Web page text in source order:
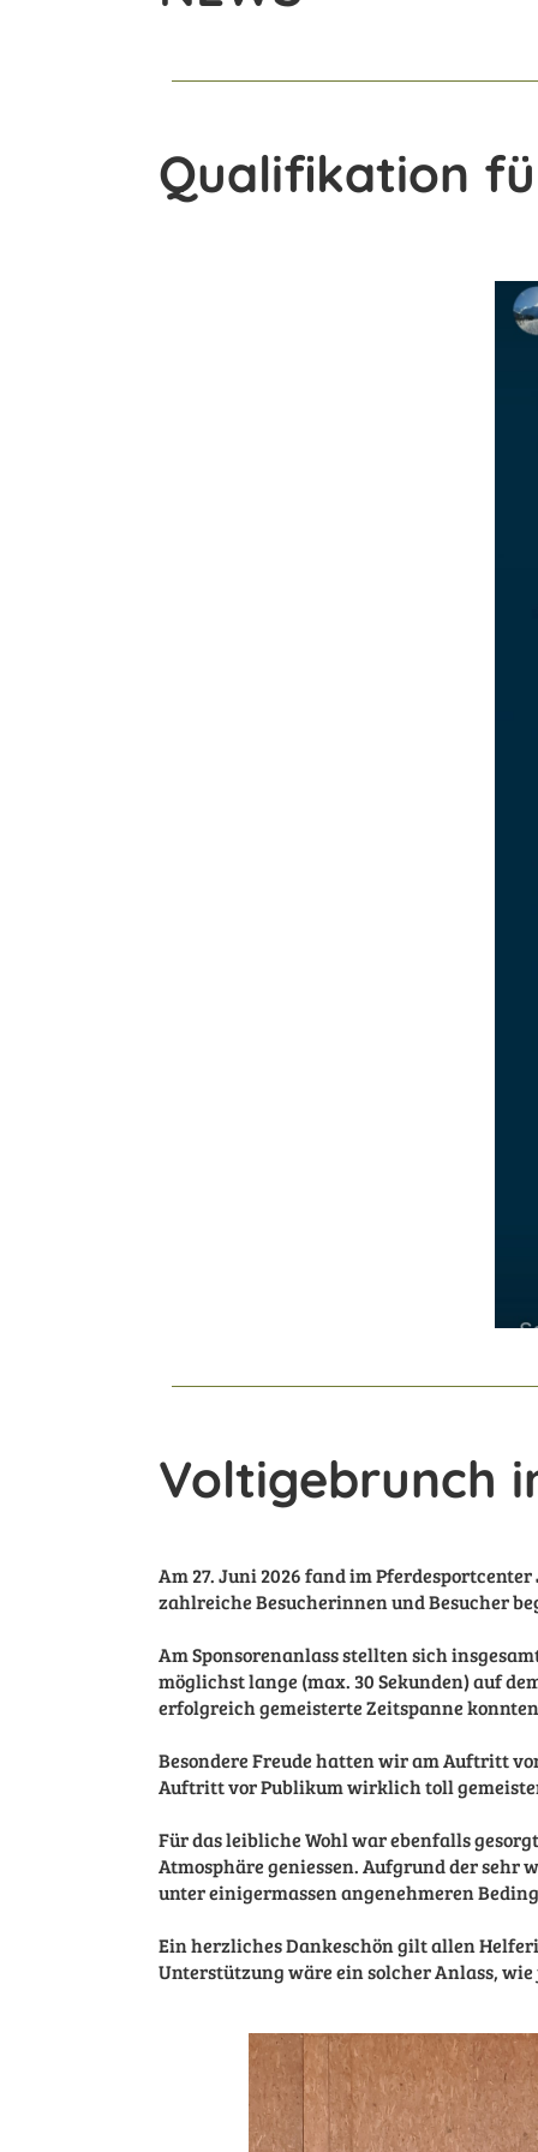
Qualifikation
Voltigebrunch
Am 27. Juni 2026 fand im
zahlreiche Besucherinnen und Besucher
Am Sponsorenanlass stellten sich
möglichst lange (max. 30 Sekunden) auf
erfolgreich gemeisterte Zeitspanne
Besondere Freude hatten wir am Auftritt
Auftritt vor Publikum wirklich toll
Für das leibliche Wohl war ebenfalls
Atmosphäre geniessen. Aufgrund der sehr
unter einigermassen angenehmeren
Ein herzliches Dankeschön gilt allen
Unterstützung wäre ein solcher Anlass,